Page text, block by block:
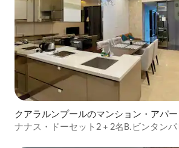
クアラルンプールのマンション・アパー
ナナス・ドーセット2 + 2名B.ビンタン